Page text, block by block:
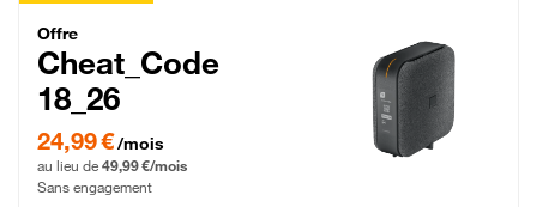
Cheat_Code Fibre_18_26
Offre
Cheat_Code
18_26
24,99 € par mois pendant 0 mois puis 49,99 € par mois, Sans engagement
24,99 €/mois
au lieu de 49,99 €/mois
Sans engagement